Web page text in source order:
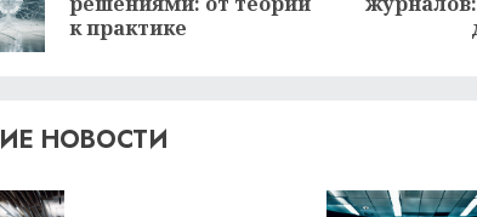
к практике
НОВОСТИ